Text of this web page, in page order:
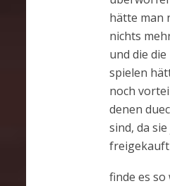
hätte man
nichts
und die
spielen
noch
denen
sind, da
freigekauft
finde es so